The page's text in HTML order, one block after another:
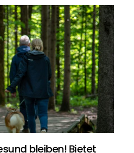
bleiben! Bietet